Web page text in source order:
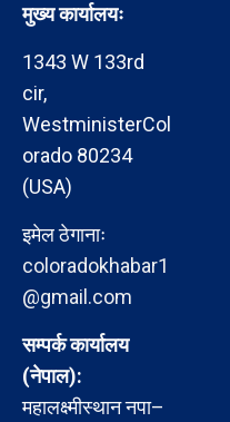
मुख्य कार्यालयः
1343 W 133rd
cir,
WestministerCol
orado 80234
(USA)
इमेल ठेगानाः
coloradokhabar1
@gmail.com
सम्पर्क कार्यालय
(नेपाल):
महालक्ष्मीस्थान नपा–